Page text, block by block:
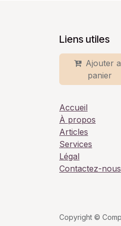
Liens utiles
Ajouter
panier
Accueil
À propos
Articles
Services
Légal
Contactez-nous
Copyright ©